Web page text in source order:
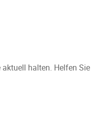
halten. Helfen Sie